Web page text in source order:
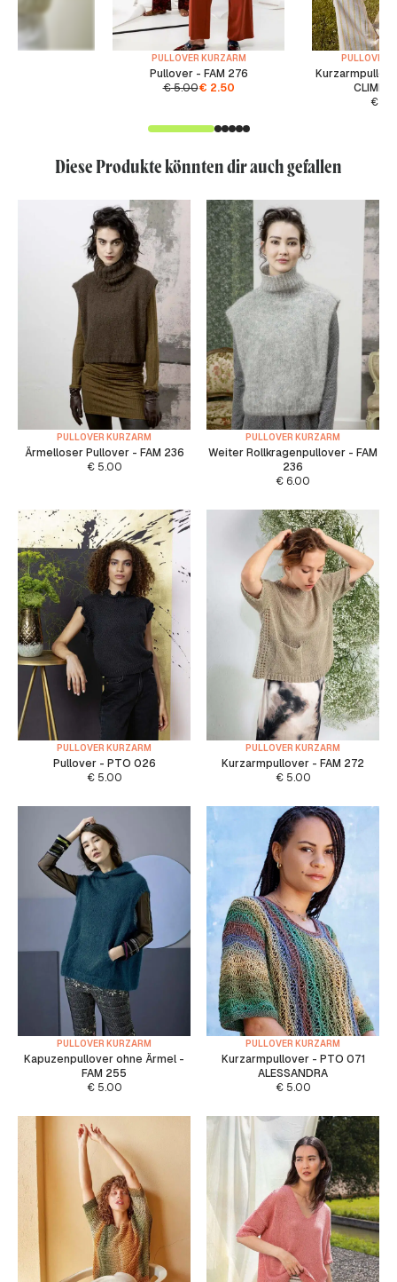
PULLOVER KURZARM
Pullover - FAM 276
€5.00€ 2.50
PULLOVER
€
Diese Produkte könnten dir auch gefallen
PULLOVER KURZARM
Ärmelloser Pullover - FAM 236
€5.00
PULLOVER KURZARM
Weiter Rollkragenpullover - FAM
236
€ 6.00
PULLOVER KURZARM
Pullover - PTO 026
€5.00
PULLOVER KURZARM
Kurzarmpullover - FAM 272
€5.00
PULLOVER KURZARM
Kapuzenpullover ohne Ärmel -
FAM 255
€5.00
PULLOVER KURZARM
Kurzarmpullover - PTO 071
ALESSANDRA
€5.00